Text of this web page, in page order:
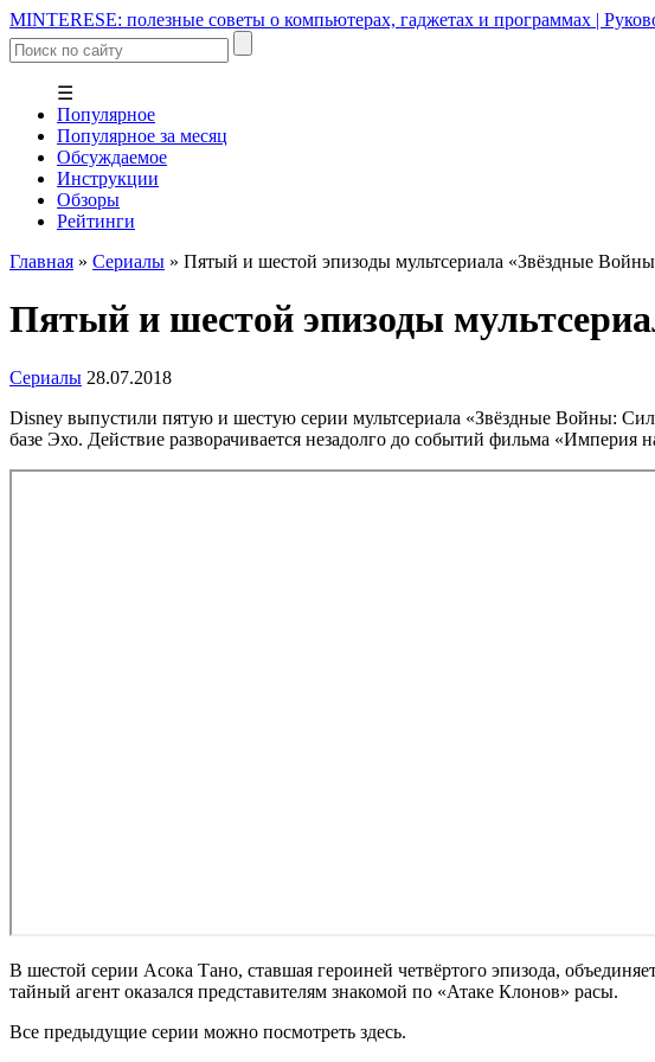
MINTERESE: полезные советы о компьютерах, гаджетах и программах |
☰
Популярное
Популярное за месяц
Обсуждаемое
Инструкции
Обзоры
Рейтинги
Главная » Сериалы » Пятый и шестой эпизоды мультсериала «Звёздные
Пятый и шестой эпизоды
Сериалы 28.07.2018
Disney выпустили пятую и шестую серии мультсериала «Звёздные Войны:
базе Эхо. Действие разворачивается незадолго до событий фильма «Империя
В шестой серии Асока Тано, ставшая героиней четвёртого эпизода,
тайный агент оказался представителям знакомой по «Атаке Клонов» расы.
Все предыдущие серии можно посмотреть здесь.